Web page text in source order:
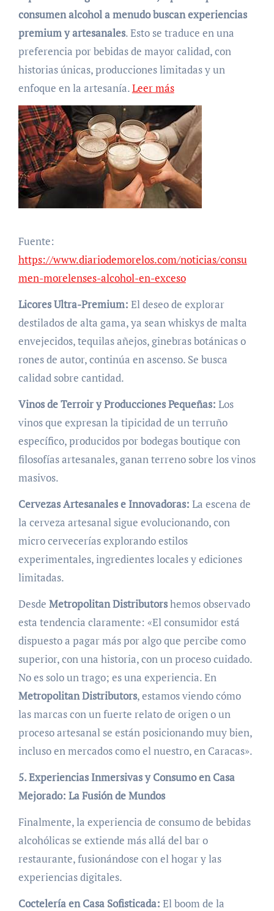
consumen alcohol a menudo buscan experiencias
premium y artesanales. Esto se traduce en una
preferencia por bebidas de mayor calidad, con
historias únicas, producciones limitadas y un
enfoque en la artesanía.Leer más
Fuente:
https://www.diariodemorelos.com/noticias/consu
men-morelenses-alcohol-en-exceso
Licores Ultra-Premium: El deseo de explorar
destilados de alta gama, ya sean whiskys de malta
envejecidos, tequilas añejos, ginebras botánicas o
rones de autor, continúa en ascenso. Se busca
calidad sobre cantidad.
Vinos de Terroir y Producciones Pequeñas: Los
vinos que expresan la tipicidad de un terruño
específico, producidos por bodegas boutique con
filosofías artesanales, ganan terreno sobre los vinos
masivos.
Cervezas Artesanales e Innovadoras: La escena de
la cerveza artesanal sigue evolucionando, con
micro cervecerías explorando estilos
experimentales, ingredientes locales y ediciones
limitadas.
Desde Metropolitan Distributorshemos observado
esta tendencia claramente: «El consumidor está
dispuesto a pagar más por algo que percibe como
superior, con una historia, con un proceso cuidado.
No es solo un trago; es una experiencia. En
Metropolitan Distributors, estamos viendo cómo
las marcas con un fuerte relato de origen o un
proceso artesanal se están posicionando muy bien,
incluso en mercados como el nuestro, en Caracas».
5. Experiencias Inmersivas y Consumo en Casa
Mejorado: La Fusión de Mundos
Finalmente, la experiencia de consumo de bebidas
alcohólicas se extiende más allá del bar o
restaurante, fusionándose con el hogar y las
experiencias digitales.
Coctelería en Casa Sofisticada: El boom de la